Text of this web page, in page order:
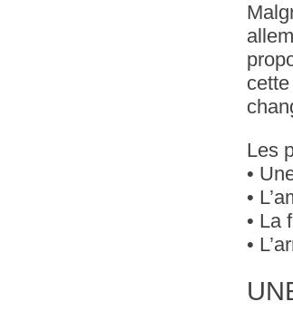
Les
•
•
• La
•